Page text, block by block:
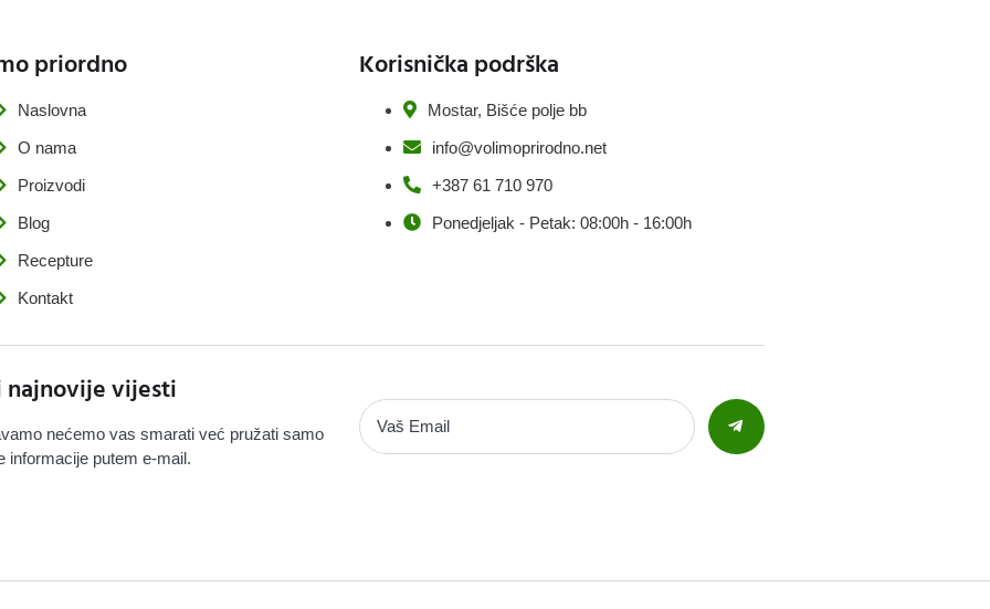
priordno
Naslovna
O nama
Proizvodi
Blog
Recepture
Kontakt
Korisnička podrška
Mostar, Bišće polje bb
info@volimoprirodno.net
+387 61 710 970
Ponedjeljak - Petak: 08:00h - 16:00h
najnovije vijesti
nećemo vas smarati već pružati samo
informacije putem e-mail.